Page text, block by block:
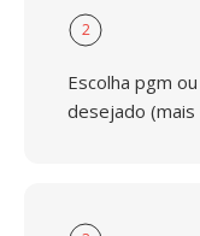
2
Escolha pgm
desejado